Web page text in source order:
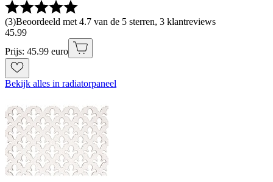
(3)Beoordeeld met 4.7 van de 5 sterren, 3 klantreviews
45.99
Prijs: 45.99 euro
Bekijk alles in radiatorpaneel